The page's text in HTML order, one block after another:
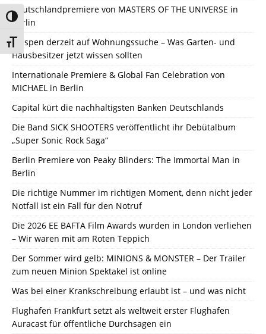
Umschalten auf hohe Kontraste
Schrift vergrößern
Deutschlandpremiere von MASTERS OF THE UNIVERSE in
Berlin
Wespen derzeit auf Wohnungssuche – Was Garten- und
Hausbesitzer jetzt wissen sollten
Internationale Premiere & Global Fan Celebration von
MICHAEL in Berlin
Capital kürt die nachhaltigsten Banken Deutschlands
Die Band SICK SHOOTERS veröffentlicht ihr Debütalbum
„Super Sonic Rock Saga“
Berlin Premiere von Peaky Blinders: The Immortal Man in
Berlin
Die richtige Nummer im richtigen Moment, denn nicht jeder
Notfall ist ein Fall für den Notruf
Die 2026 EE BAFTA Film Awards wurden in London verliehen
– Wir waren mit am Roten Teppich
Der Sommer wird gelb: MINIONS & MONSTER – Der Trailer
zum neuen Minion Spektakel ist online
Was bei einer Krankschreibung erlaubt ist – und was nicht
Flughafen Frankfurt setzt als weltweit erster Flughafen
Auracast für öffentliche Durchsagen ein